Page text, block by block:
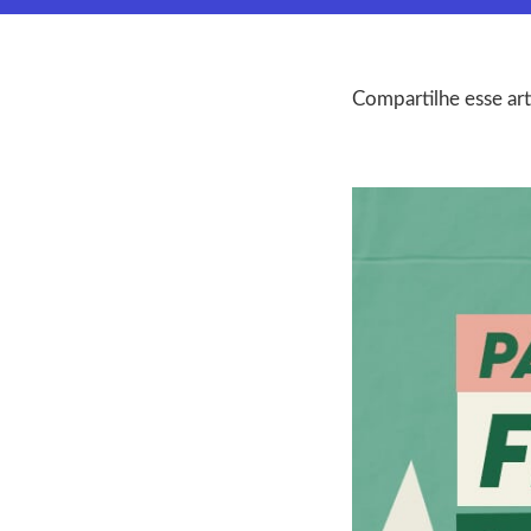
Compartilhe esse